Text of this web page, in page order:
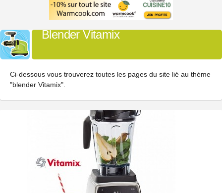
Blender Vitamix
Ci-dessous vous trouverez toutes les pages du site lié au thème
"blender Vitamix".